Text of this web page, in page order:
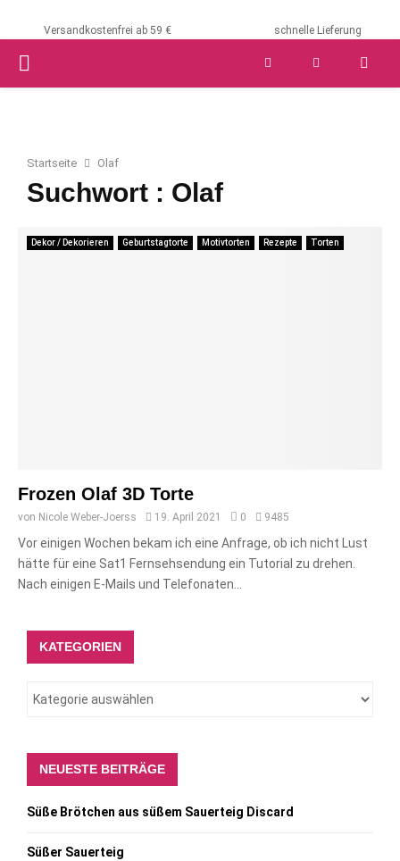
Versandkostenfrei ab 59 € schnelle Lieferung
PRIMARY
Startseite Olaf
Suchwort : Olaf
Dekor / Dekorieren Geburtstagtorte Motivtorten Rezepte Torten
Frozen Olaf 3D Torte
von Nicole Weber-Joerss 19. April 2021 0 9485
Vor einigen Wochen bekam ich eine Anfrage, ob ich nicht Lust
hätte für eine Sat1 Fernsehsendung ein Tutorial zu drehen.
Nach einigen E-Mails und Telefonaten...
KATEGORIEN
NEUESTE BEITRÄGE
Süße Brötchen aus süßem Sauerteig Discard
Süßer Sauerteig